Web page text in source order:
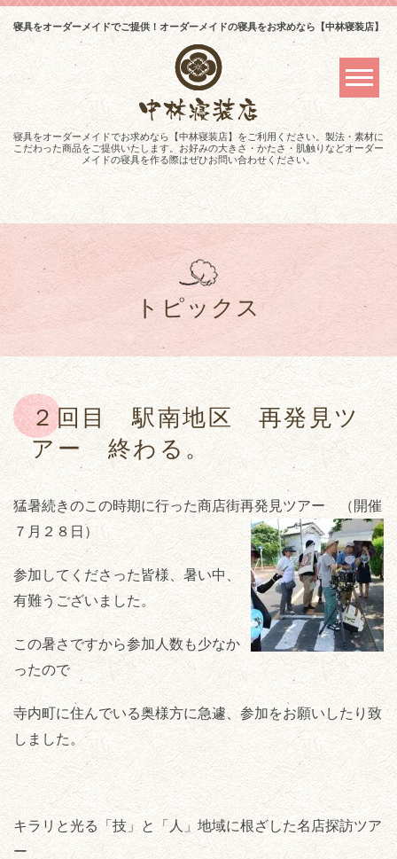
寝具をオーダーメイドでご提供！オーダーメイドの寝具をお求めなら【中林寝装店】
寝具をオーダーメイドでお求めなら【中林寝装店】をご利用ください。製法・素材に
こだわった商品をご提供いたします。お好みの大きさ・かたさ・肌触りなどオーダー
メイドの寝具を作る際はぜひお問い合わせください。
トピックス
２回目 駅南地区 再発見ツ
アー 終わる。
猛暑続きのこの時期に行った商店街再発見ツアー （開催
７月２８日）
参加してくださった皆様、暑い中、
有難うございました。
この暑さですから参加人数も少なか
ったので
寺内町に住んでいる奥様方に急遽、参加をお願いしたり致
しました。
キラリと光る「技」と「人」地域に根ざした名店探訪ツア
ー